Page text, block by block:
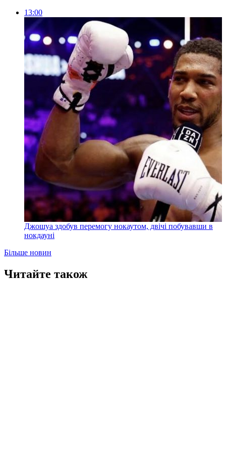
13:00
Джошуа здобув перемогу нокаутом, двічі побувавши в
нокдауні
Більше новин
Читайте також